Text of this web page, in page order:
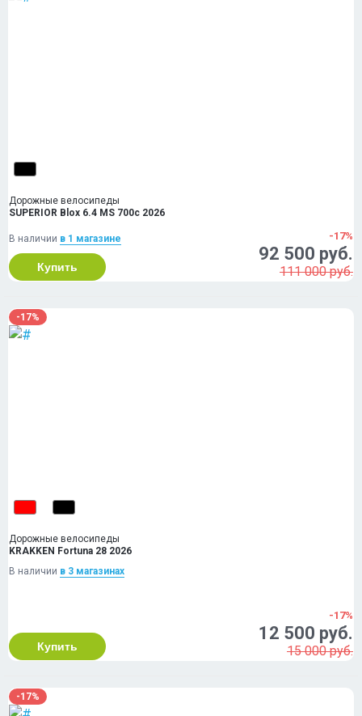
Дорожные велосипеды
SUPERIOR Blox 6.4 MS 700c 2026
В наличии в 1 магазинe
Купить
-17%
92 500 руб.
111 000 руб.
-17%
Дорожные велосипеды
KRAKKEN Fortuna 28 2026
В наличии в 3 магазинах
Купить
-17%
12 500 руб.
15 000 руб.
-17%